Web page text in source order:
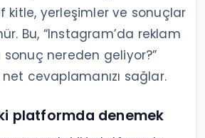
kitle, yerleşimler ve sonuçlar
Bu, “Instagram’da reklam
nereden geliyor?”
cevaplamanızı sağlar.
platformda denemek